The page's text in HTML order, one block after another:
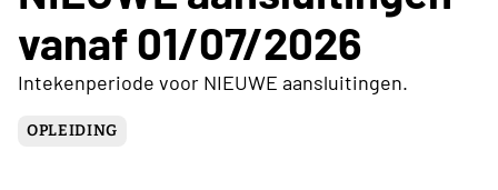
vanaf 01/07/2026
Intekenperiode voor NIEUWE aansluitingen.
OPLEIDING